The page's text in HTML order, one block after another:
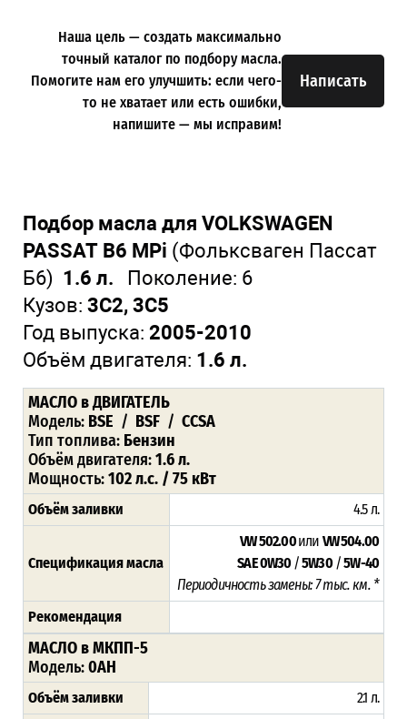
Написать
Наша цель — создать максимально
точный каталог по подбору масла.
Помогите нам его улучшить: если чего-
то не хватает или есть ошибки,
напишите — мы исправим!
Подбор масла для VOLKSWAGEN
PASSAT B6 MPi (Фольксваген Пассат
Б6) 1.6 л. Поколение: 6
Кузов: 3C2, 3C5
Год выпуска: 2005-2010
Объём двигателя: 1.6 л.
МАСЛО в ДВИГАТЕЛЬ
Модель: BSE / BSF / CCSA
Тип топлива: Бензин
Объём двигателя:1.6 л.
Мощность:102 л.с. / 75 кВт
Объём заливки 4.5 л.
Спецификация масла
VW 502.00или VW 504.00
SAE 0W30/5W30/5W-40
Периодичность замены: 7 тыс. км. *
Рекомендация
МАСЛО в МКПП-5
Модель:0AH
Объём заливки 2.1 л.